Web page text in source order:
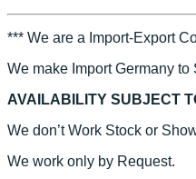
*** We are a Import-Export
We make Import Germany
AVAILABILITY SUBJECT
We don’t Work Stock or
We work only by Request.